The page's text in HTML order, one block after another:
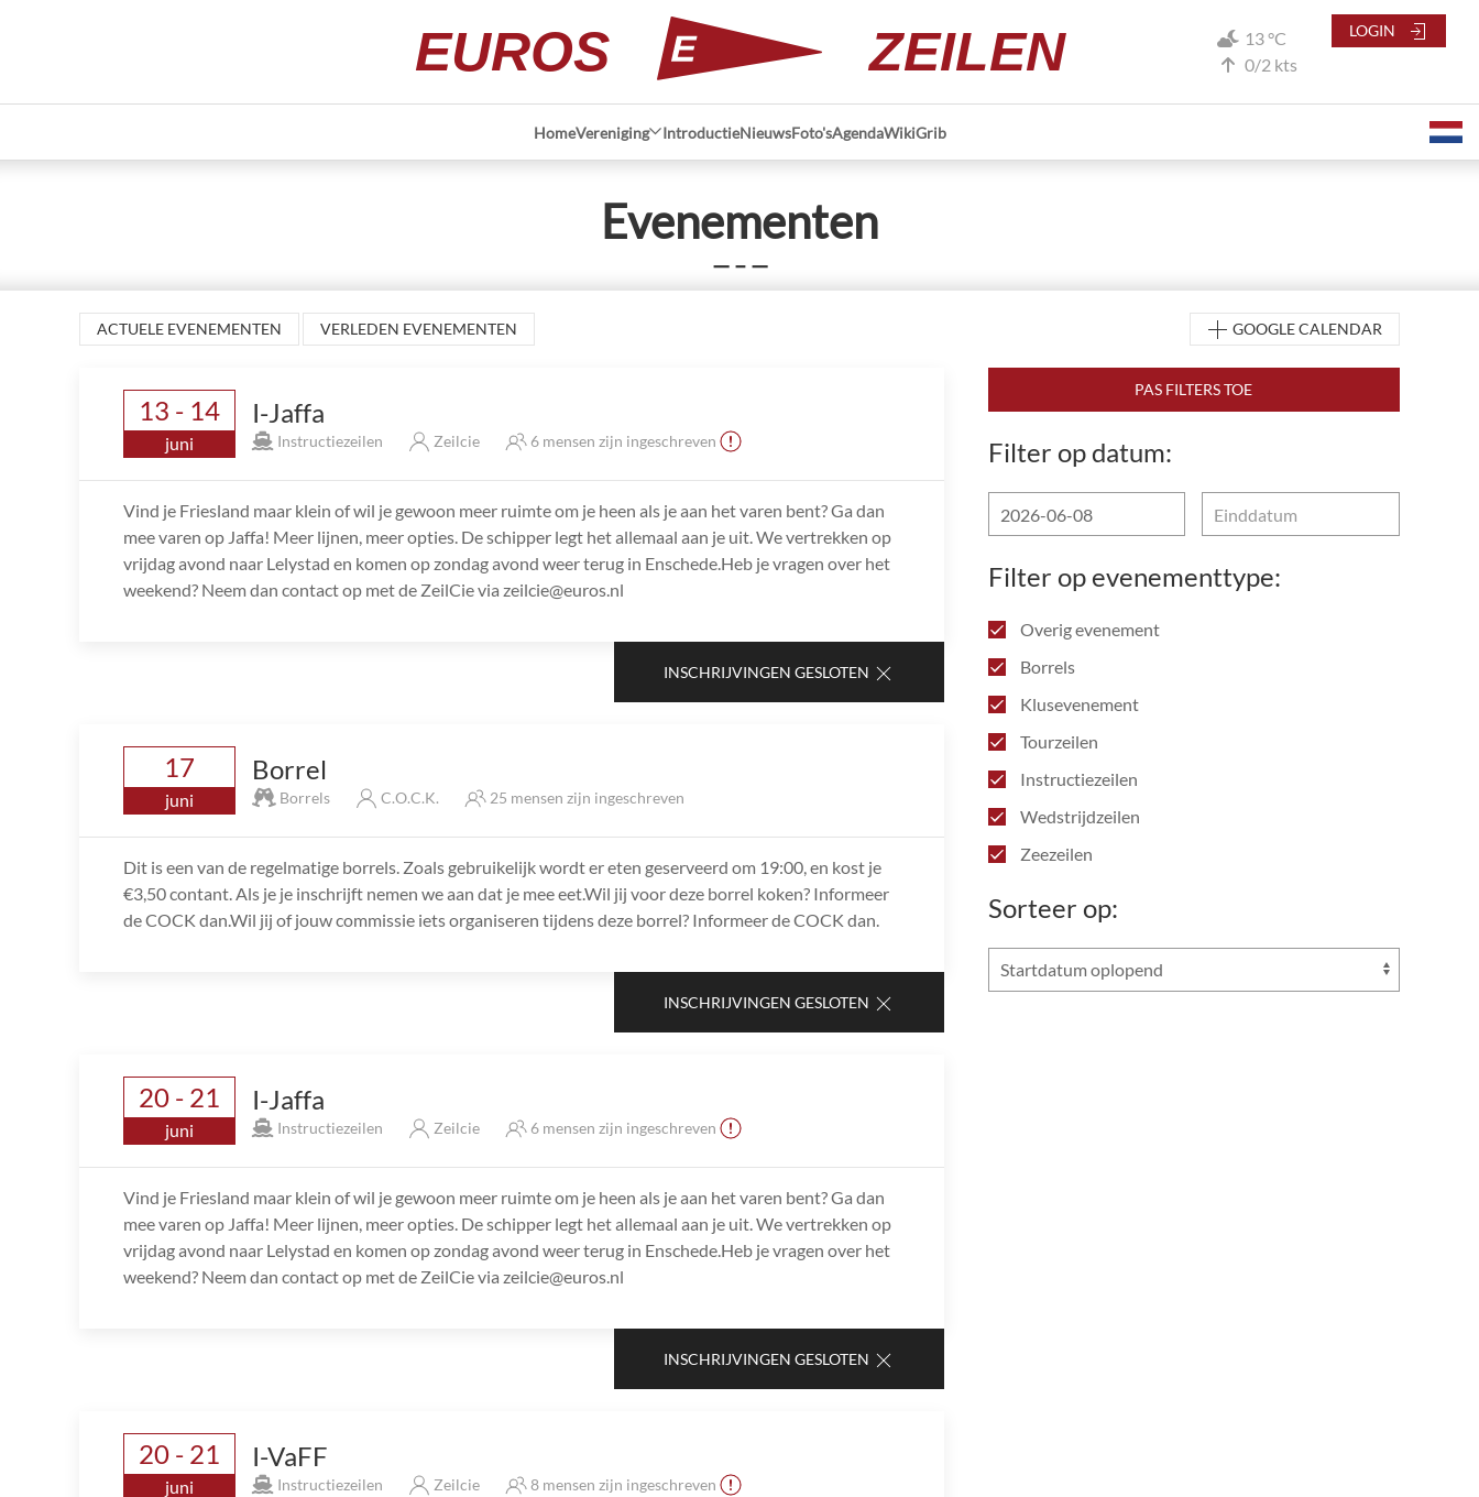
13 °C
0/2 kts
EUROS ZEILEN
HomeVereniging IntroductieNieuwsFoto'sAgendaWikiGrib
LOGIN
Evenementen
— – —
ACTUELE EVENEMENTEN VERLEDEN EVENEMENTEN GOOGLE CALENDAR
Filter op datum:
Filter op evenementtype:
Overig evenement
Borrels
Klusevenement
Tourzeilen
Instructiezeilen
Wedstrijdzeilen
Zeezeilen
Sorteer op:
13 - 14
juni
I-Jaffa
Instructiezeilen Zeilcie 6 mensen zijn ingeschreven
Vind je Friesland maar klein of wil je gewoon meer ruimte om je heen als je aan het varen bent? Ga dan
mee varen op Jaffa! Meer lijnen, meer opties. De schipper legt het allemaal aan je uit. We vertrekken op
vrijdag avond naar Lelystad en komen op zondag avond weer terug in Enschede.Heb je vragen over het
weekend? Neem dan contact op met de ZeilCie via zeilcie@euros.nl
INSCHRIJVINGEN GESLOTEN
17
juni
Borrel
Borrels C.O.C.K. 25 mensen zijn ingeschreven
Dit is een van de regelmatige borrels. Zoals gebruikelijk wordt er eten geserveerd om 19:00, en kost je
€3,50 contant. Als je je inschrijft nemen we aan dat je mee eet.Wil jij voor deze borrel koken? Informeer
de COCK dan.Wil jij of jouw commissie iets organiseren tijdens deze borrel? Informeer de COCK dan.
INSCHRIJVINGEN GESLOTEN
20 - 21
juni
I-Jaffa
Instructiezeilen Zeilcie 6 mensen zijn ingeschreven
Vind je Friesland maar klein of wil je gewoon meer ruimte om je heen als je aan het varen bent? Ga dan
mee varen op Jaffa! Meer lijnen, meer opties. De schipper legt het allemaal aan je uit. We vertrekken op
vrijdag avond naar Lelystad en komen op zondag avond weer terug in Enschede.Heb je vragen over het
weekend? Neem dan contact op met de ZeilCie via zeilcie@euros.nl
INSCHRIJVINGEN GESLOTEN
20 - 21
juni
I-VaFF
Instructiezeilen Zeilcie 8 mensen zijn ingeschreven